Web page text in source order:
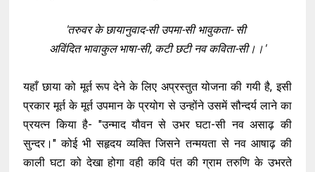
'तरुवर के छायानुवाद-सी उपमा-सी भावुकता- सी
अविंदित भावाकुल भाषा-सी, कटी छटी नव कविता-सी।।'
यहाँ छाया को मूर्त रूप देने के लिए अप्रस्तुत योजना की गयी है, इसी
प्रकार मूर्त के मूर्त उपमान के प्रयोग से उन्होंने उसमें सौन्दर्य लाने का
प्रयत्न किया है- "उन्माद यौवन से उभर घटा-सी नव असाढ़ की
सुन्दर।" कोई भी सहृदय व्यक्ति जिसने तन्मयता से नव आषाढ़ की
काली घटा को देखा होगा वही कवि पंत की ग्राम तरुणि के उभरते